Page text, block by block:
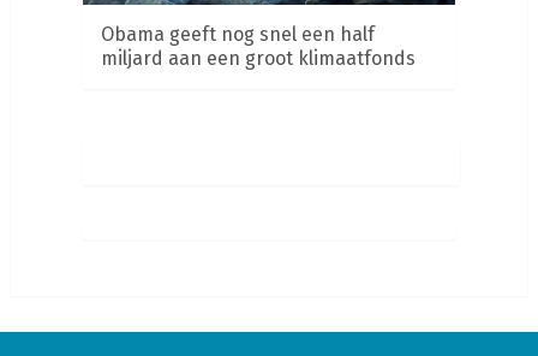
Obama geeft nog snel een half
miljard aan een groot klimaatfonds